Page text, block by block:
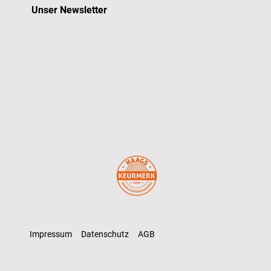
Unser Newsletter
Impressum Datenschutz AGB